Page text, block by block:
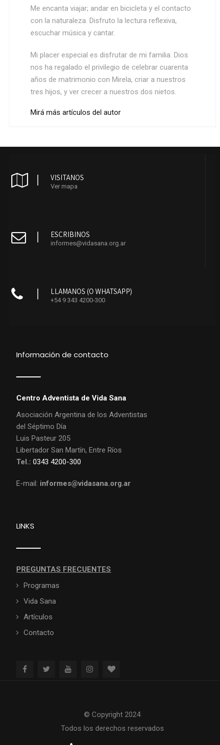
Me encanta viajar; andar en bicicleta y el contacto
con la naturaleza. Disfruto la lectura reflexiva,
escuchar música y cantar.
Mi placer especial es disfrutar de mi familia. Dios
nos ha regalado el privilegio de celebrar cuarenta
años de matrimonio con Mirela, criar a nuestros
tres hijos, y ver crecer a nuestros dos nietos.
Mirá más artículos del autor
VISITANOS
Ver mapa
ESCRIBINOS
informes@vidasana.org.ar
LLAMANOS (O WHATSAPP)
+54 9 343 4200-300
Información de contacto
Centro Adventista de Vida Sana
Asociación Argentina de los Adventistas
del Séptimo Día
Luis Pasteur 205
Libertador San Martín, Entre Ríos
Tel.: 0343 4200-300
E-mail: informes@vidasana.org.ar
LINKS
PREGUNTAS FRECUENTES
Programas
Vida Sana
Artículos
Contacto
© Copyright 2024
Todos los derechos reservados